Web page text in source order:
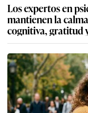
Los expertos en
mantienen la
cognitiva, gratitud